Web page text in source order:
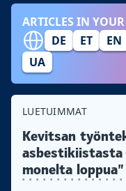
ARTICLES IN
DE
ET EN
UA
LUETUIMMAT
Kevitsan
asbestikiistasta
monelta loppua”